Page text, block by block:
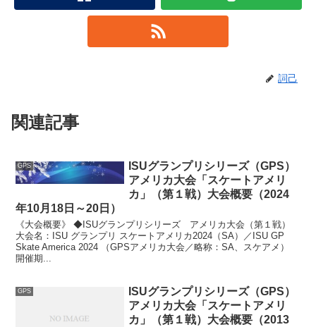
詞己
関連記事
GPS
ISUグランプリシリーズ（GPS）
アメリカ大会「スケートアメリ
カ」（第１戦）大会概要（2024
年10月18日～20日）
《大会概要》 ◆ISUグランプリシリーズ アメリカ大会（第１戦）
大会名：ISU グランプリ スケートアメリカ2024（SA）／ISU GP
Skate America 2024 （GPSアメリカ大会／略称：SA、スケアメ）
開催期...
GPS
ISUグランプリシリーズ（GPS）
アメリカ大会「スケートアメリ
カ」（第１戦）大会概要（2013